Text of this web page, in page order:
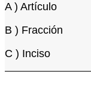
A ) Artículo
B ) Fracción
C ) Inciso